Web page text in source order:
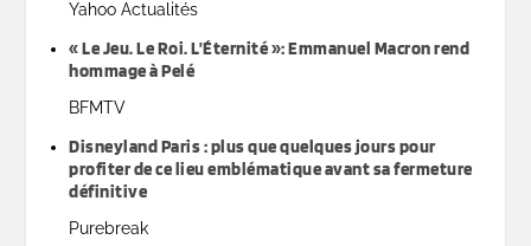
Yahoo Actualités
« Le Jeu. Le Roi. L’Éternité »: Emmanuel Macron rend
hommage à Pelé
BFMTV
Disneyland Paris : plus que quelques jours pour
profiter de ce lieu emblématique avant sa fermeture
définitive
Purebreak